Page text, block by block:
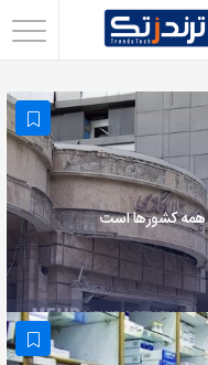
همه کشورها است